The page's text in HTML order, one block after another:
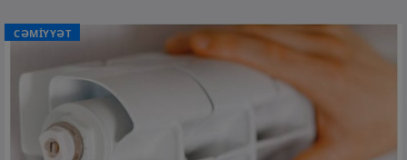
CƏMİYYƏT